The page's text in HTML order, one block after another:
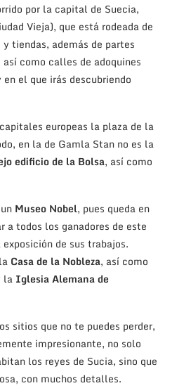
por la capital de Suecia,
Vieja), que está rodeada de
tiendas, además de partes
como calles de adoquines
el que irás descubriendo
europeas la plaza de la
en la de Gamla Stan no es la
edificio de la Bolsa, así como
Museo Nobel, pues queda en
a todos los ganadores de este
de sus trabajos.
Casa de la Nobleza, así como
la Iglesia Alemana de
sitios que no te puedes perder,
impresionante, no solo
los reyes de Sucia, sino que
con muchos detalles.